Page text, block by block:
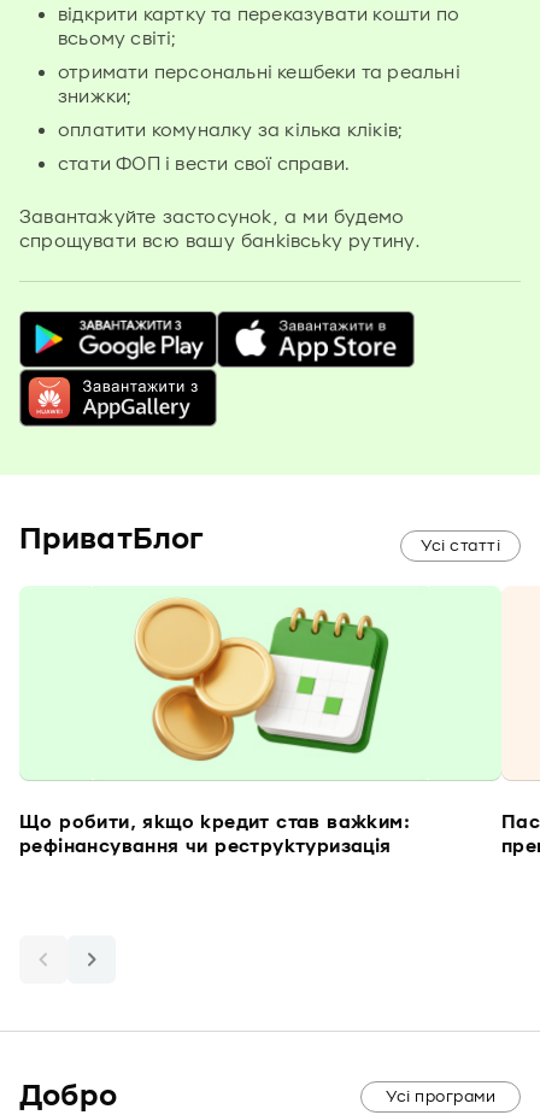
відкрити картку та переказувати кошти по
всьому світі;
отримати персональні кешбеки та реальні
знижки;
оплатити комуналку за кілька кліків;
стати ФОП і вести свої справи.
Завантажуйте застосунок, а ми будемо
спрощувати всю вашу банківську рутину.
ПриватБлог Усі статті
Що робити, якщо кредит став важким:
рефінансування чи реструктуризація
Добро Усі програми